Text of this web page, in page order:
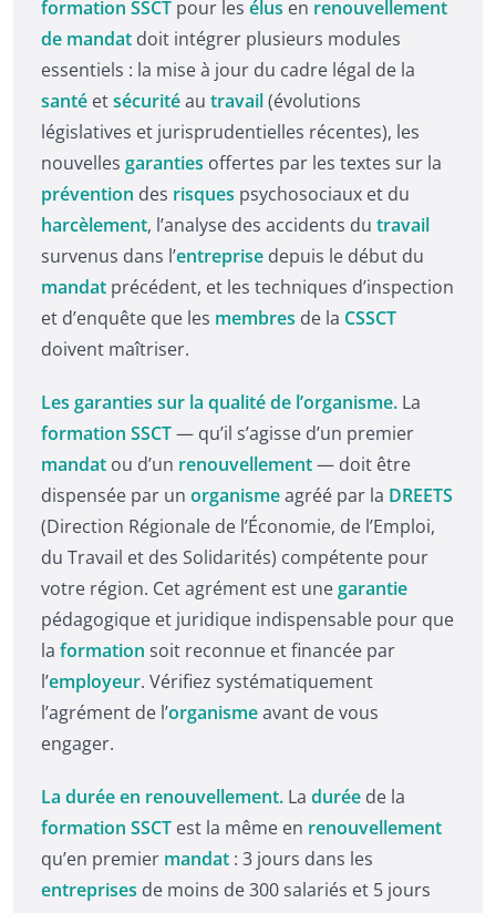
formation SSCT pour les élus en renouvellement
de mandat doit intégrer plusieurs modules
essentiels : la mise à jour du cadre légal de la
santé etsécuritéau travail(évolutions
législatives et jurisprudentielles récentes), les
nouvelles garanties offertes par les textes sur la
prévention des risques psychosociaux et du
harcèlement, l’analyse des accidents du travail
survenus dans l’entreprise depuis le début du
mandat précédent, et les techniques d’inspection
et d’enquête que les membres de la CSSCT
doivent maîtriser.
Les garanties sur la qualité de l’organisme. La
formation SSCT— qu’il s’agisse d’un premier
mandat ou d’un renouvellement— doit être
dispensée par un organismeagréé par la DREETS
(Direction Régionale de l’Économie, de l’Emploi,
du Travail et des Solidarités) compétente pour
votre région. Cet agrément est unegarantie
pédagogique et juridique indispensable pour que
la formation soit reconnue et financée par
l’employeur. Vérifiez systématiquement
l’agrément de l’organismeavant de vous
engager.
La durée en renouvellement. La durée de la
formation SSCT est la même en renouvellement
qu’en premier mandat : 3 jours dans les
entreprises de moins de 300 salariés et 5 jours